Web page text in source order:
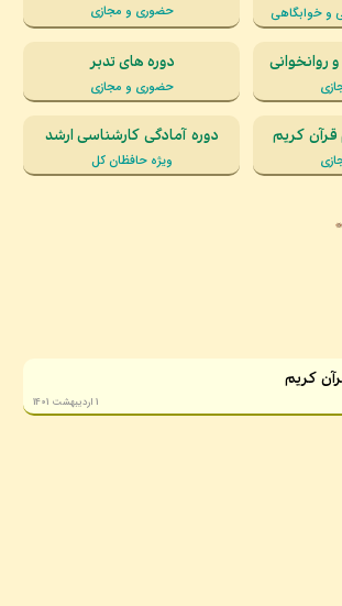
و خوابگاهی حضوری و مجازی
روانخوانی دوره های تدبر
حضوری و مجازی
قرآن کریم دوره آمادگی کارشناسی ارشد
ویژه حافظان کل
کریم
1 اردیبهشت 1401